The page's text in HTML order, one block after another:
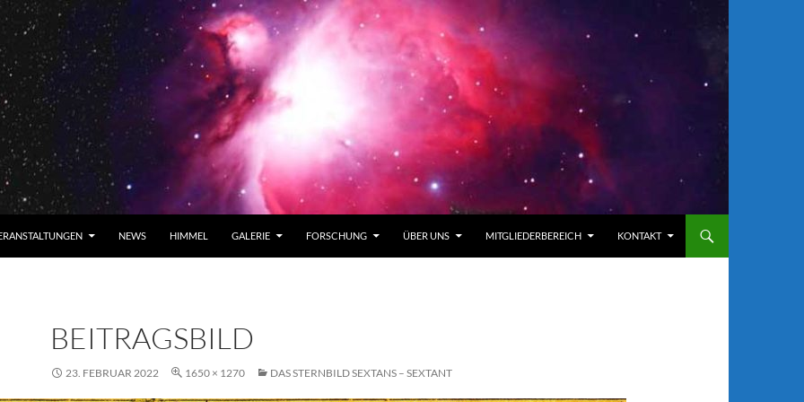
NEWS HIMMEL GALERIE FORSCHUNG ÜBER UNS MITGLIEDERBEREICH KONTAKT
BEITRAGSBILD
23. FEBRUAR 2022 1650 × 1270 DAS STERNBILD SEXTANS – SEXTANT